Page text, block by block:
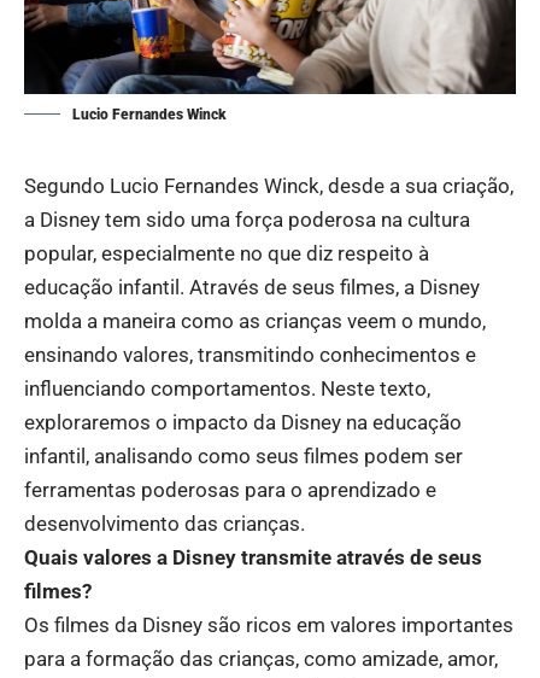
Lucio Fernandes Winck
Segundo Lucio Fernandes Winck, desde a sua criação,
a Disney tem sido uma força poderosa na cultura
popular, especialmente no que diz respeito à
educação infantil. Através de seus filmes, a Disney
molda a maneira como as crianças veem o mundo,
ensinando valores, transmitindo conhecimentos e
influenciando comportamentos. Neste texto,
exploraremos o impacto da Disney na educação
infantil, analisando como seus filmes podem ser
ferramentas poderosas para o aprendizado e
desenvolvimento das crianças.
Quais valores a Disney transmite através de seus
filmes?
Os filmes da Disney são ricos em valores importantes
para a formação das crianças, como amizade, amor,